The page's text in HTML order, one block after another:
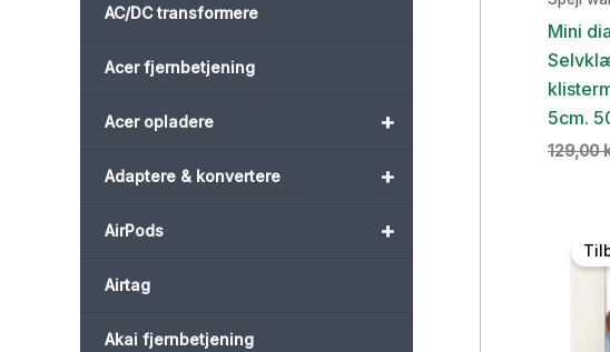
AC/DC transformere
Acer fjernbetjening
+
Acer opladere
+
Adaptere & konvertere
+
AirPods
Airtag
Akai fjernbetjening
Mini
5cm.
129,00